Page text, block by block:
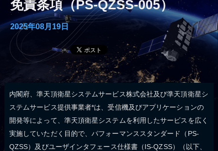
免責条項（PS-QZSS-005）
2025年08月19日
内閣府、準天頂衛星システムサービス株式会社及び準天頂衛星シ
ステムサービス提供事業者*は、受信機及びアプリケーションの
開発等によって、準天頂衛星システムを利用したサービスを広く
実施していただく目的で、パフォーマンススタンダード（PS-
QZSS）及びユーザインタフェース仕様書（IS-QZSS）（以下、